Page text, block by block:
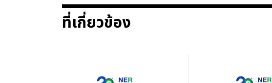
ที่เกี่ยวข้อง